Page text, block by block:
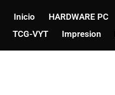
Inicio HARDWARE PC
TCG-VYT
Impresion